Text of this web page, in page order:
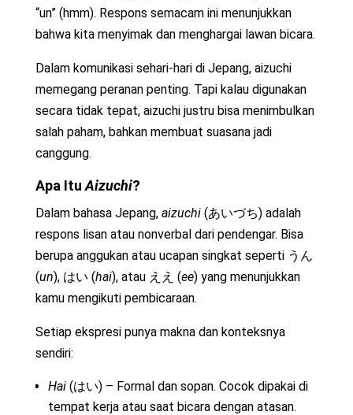
“un” (hmm). Respons semacam ini menunjukkan
bahwa kita menyimak dan menghargai lawan bicara.
Dalam komunikasi sehari-hari di Jepang, aizuchi
memegang peranan penting. Tapi kalau digunakan
secara tidak tepat, aizuchi justru bisa menimbulkan
salah paham, bahkan membuat suasana jadi
canggung.
Apa ItuAizuchi?
Dalam bahasa Jepang, aizuchi(あいづち) adalah
respons lisan atau nonverbal dari pendengar. Bisa
berupa anggukan atau ucapan singkat seperti うん
(un), はい (hai), atau ええ (ee) yang menunjukkan
kamu mengikuti pembicaraan.
Setiap ekspresi punya makna dan konteksnya
sendiri:
Hai (はい) – Formal dan sopan. Cocok dipakai di
tempat kerja atau saat bicara dengan atasan.